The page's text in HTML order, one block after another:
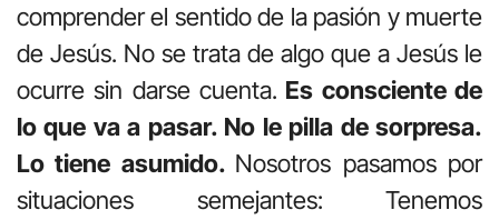
comprender el sentido de la pasión y muerte
de Jesús. No se trata de algo que a Jesús le
ocurre sin darse cuenta. Es consciente de
lo que va a pasar. No le pilla de sorpresa.
Lo tiene asumido. Nosotros pasamos por
situaciones semejantes: Tenemos